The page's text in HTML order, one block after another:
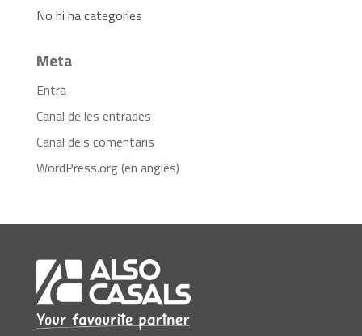
No hi ha categories
Meta
Entra
Canal de les entrades
Canal dels comentaris
WordPress.org (en anglès)